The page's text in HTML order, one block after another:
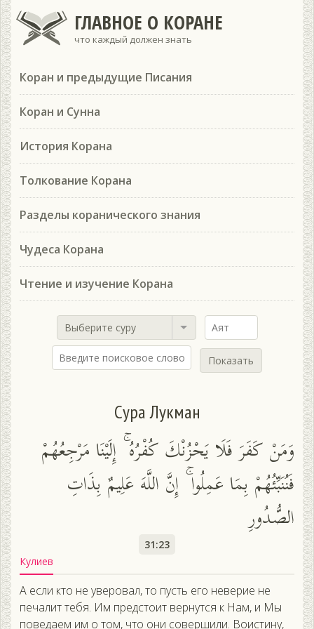
ГЛАВНОЕ О КОРАНЕ
что каждый должен знать
Коран и предыдущие Писания
Коран и Сунна
История Корана
Толкование Корана
Разделы коранического знания
Чудеса Корана
Чтение и изучение Корана
Выберите суру
Показать
Сура Лукман
وَمَنْ كَفَرَ فَلَا يَحْزُنْكَ كُفْرُهُ ۚ إِلَيْنَا مَرْجِعُهُمْ
فَنُنَبِّئُهُمْ بِمَا عَمِلُوا ۚ إِنَّ اللَّهَ عَلِيمٌ بِذَاتِ
الصُّدُورِ
31:23
Кулиев
А если кто не уверовал, то пусть его неверие не
печалит тебя. Им предстоит вернутся к Нам, и Мы
поведаем им о том, что они совершили. Воистину,